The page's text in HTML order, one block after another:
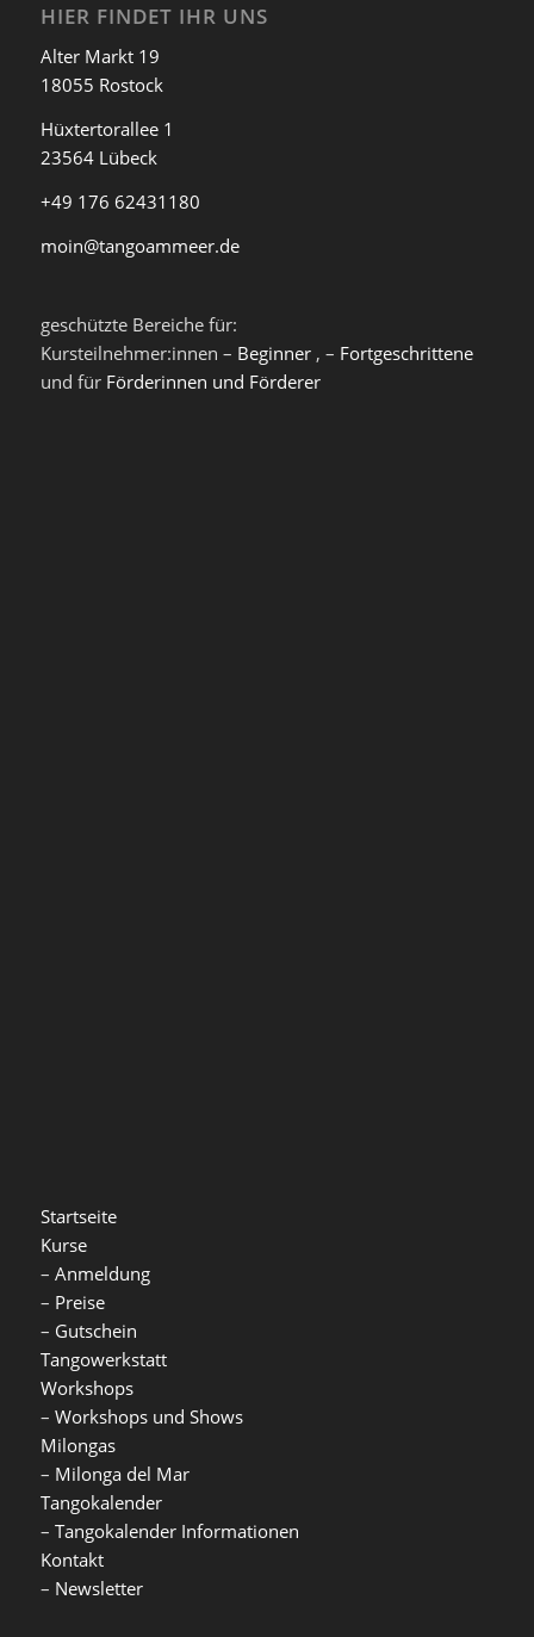
HIER FINDET IHR UNS
Alter Markt 19
18055 Rostock
Hüxtertorallee 1
23564 Lübeck
+49 176 62431180
moin@tangoammeer.de
geschützte Bereiche für:
Kursteilnehmer:innen – Beginner, – Fortgeschrittene
und für Förderinnen und Förderer
Startseite
Kurse
– Anmeldung
– Preise
– Gutschein
Tangowerkstatt
Workshops
– Workshops und Shows
Milongas
– Milonga del Mar
Tangokalender
– Tangokalender Informationen
Kontakt
– Newsletter